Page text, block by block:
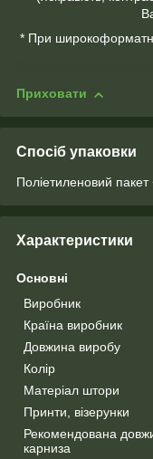
* При
Приховати
Спосіб упаковки
Поліетиленовий пакет
Характеристики
Основні
Виробник
Країна виробник
Довжина виробу
Колір
Матеріал штори
Принти, візерунки
Рекомендована
карниза